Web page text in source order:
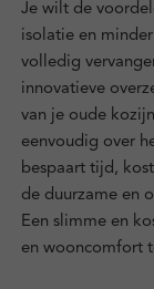
Je wilt de
isolatie en
volledig
innovatieve
van je oude
eenvoudig over
bespaart tijd,
de duurzame en
Een slimme en
en wooncomfort